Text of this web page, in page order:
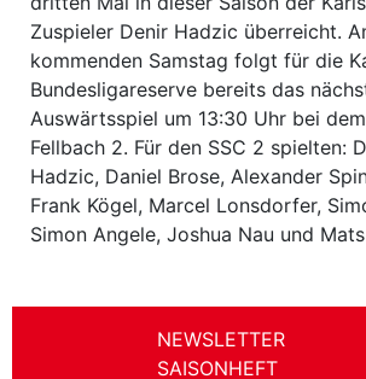
Zuspieler Denir Hadzic überreicht.
kommenden Samstag folgt für die
Bundesligareserve bereits das
Auswärtsspiel um 13:30 Uhr bei
Fellbach 2. Für den SSC 2 spielten:
Hadzic, Daniel Brose, Alexander
Frank Kögel, Marcel Lonsdorfer,
Simon Angele, Joshua Nau und
NEWSLETTER
SAISONHEFT